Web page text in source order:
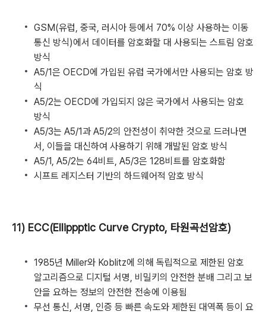
GSM(유럽, 중국, 러시아 등에서 70% 이상 사용하는 이동
통신 방식)에서 데이터를 암호화할 대 사용되는 스트림 암호
방식
A5/1은 OECD에 가입된 유럽 국가에서만 사용되는 암호 방
식
A5/2는 OECD에 가입되지 않은 국가에서 사용되는 암호
방식
A5/3는 A5/1과 A5/2의 안전성이 취약한 것으로 드러나면
서, 이들을 대신하여 사용하기 위해 개발된 암호 방식
A5/1, A5/2는 64비트, A5/3은 128비트를 암호화함
시프트 레지스터 기반의 하드웨어적 암호 방식
11) ECC(Ellippptic Curve Crypto, 타원곡선암호)
1985년 Miller와 Koblitz에 의해 독립적으로 제한된 암호
알고리즘으로 디지털 서명, 비밀키의 안전한 분배 그리고 보
안을 요하는 정보의 안전한 전송에 이용됨
무선 통신, 서명, 인증 등 빠른 속도와 제한된 대역폭 등이 요